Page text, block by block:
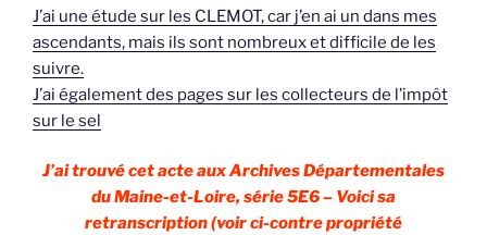
J’ai une étude sur les CLEMOT, car j’en ai un dans mes
ascendants, mais ils sont nombreux et difficile de les
suivre.
J’ai également des pages sur les collecteurs de l’impôt
sur le sel
J’ai trouvé cet acte aux Archives Départementales
du Maine-et-Loire, série 5E6 – Voici sa
retranscription (voir ci-contre propriété